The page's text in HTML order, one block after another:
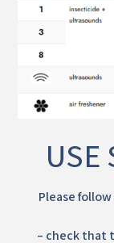
USE
Please
– check that